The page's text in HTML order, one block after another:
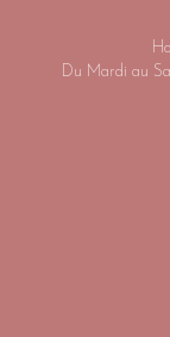
Du Mardi au